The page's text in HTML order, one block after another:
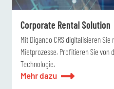
Corporate Rental Solution
Mit Digando CRS digitalisieren
Mietprozesse. Profitieren Sie
Technologie.
Mehr dazu